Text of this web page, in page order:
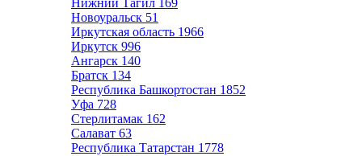
Нижний Тагил 169
Новоуральск 51
Иркутская область 1966
Иркутск 996
Ангарск 140
Братск 134
Республика Башкортостан 1852
Уфа 728
Стерлитамак 162
Салават 63
Республика Татарстан 1778